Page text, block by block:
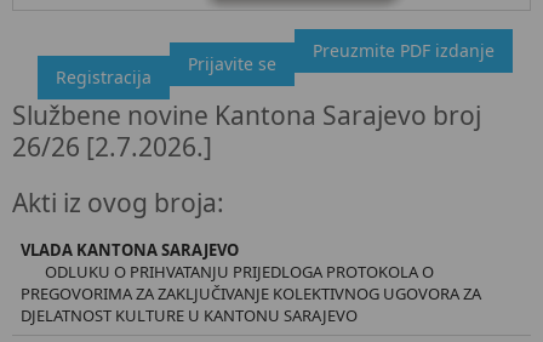
"Službeni glasnik BiH", broj 26/26 2.7.2026.
Ovdje možete preuzeti dokument, kao i obaviti kratki uvid u
sadržaj dokumenta.
Preuzmite PDF izdanje
Prijavite se
Registracija
Službene novine Kantona Sarajevo broj
26/26 [2.7.2026.]
Akti iz ovog broja:
VLADA KANTONA SARAJEVO
ODLUKU O PRIHVATANJU PRIJEDLOGA PROTOKOLA O
PREGOVORIMA ZA ZAKLJUČIVANJE KOLEKTIVNOG UGOVORA ZA
DJELATNOST KULTURE U KANTONU SARAJEVO